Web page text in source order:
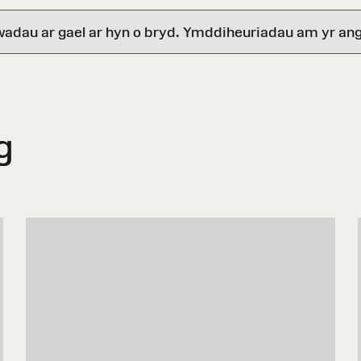
ar gael ar hyn o bryd. Ymddiheuriadau am yr